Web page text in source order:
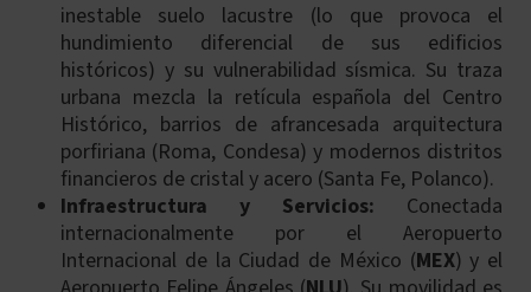
inestable suelo lacustre (lo que provoca el
hundimiento diferencial de sus edificios
históricos) y su vulnerabilidad sísmica. Su traza
urbana mezcla la retícula española del Centro
Histórico, barrios de afrancesada arquitectura
porfiriana (Roma, Condesa) y modernos distritos
financieros de cristal y acero (Santa Fe, Polanco).
Infraestructura y Servicios: Conectada
internacionalmente por el Aeropuerto
Internacional de la Ciudad de México (MEX) y el